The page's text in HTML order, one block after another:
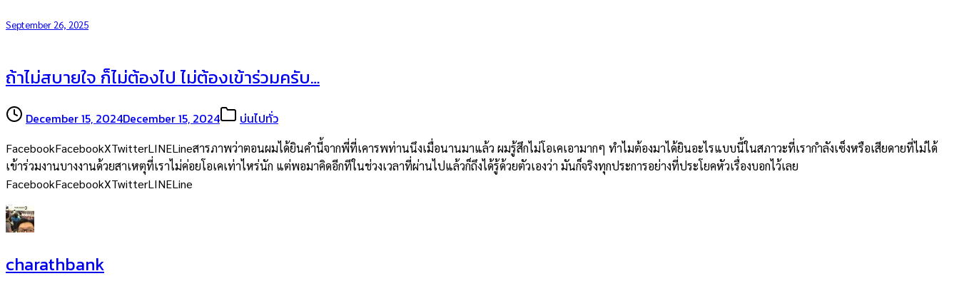
September 26, 2025
ถ้าไม่สบายใจ ก็ไม่ต้องไป ไม่ต้องเข้าร่วมครับ…
December 15, 2024December 15, 2024 บ่นไปทั่ว
FacebookFacebookXTwitterLINELineสารภาพว่าตอนผมได้ยินคำนี้จากพี่ที่เคารพท่านนึงเมื่อนานมาแล้ว ผมรู้สึกไม่โอเคเอามากๆ ทำไมต้องมาได้ยินอะไรแบบนี้ในสภาวะที่เรากำลังเซ็งหรือเสียดายที่ไม่ได้
เข้าร่วมงานบางงานด้วยสาเหตุที่เราไม่ค่อยโอเคเท่าไหร่นัก แต่พอมาคิดอีกทีในช่วงเวลาที่ผ่านไปแล้วก็ถึงได้รู้ด้วยตัวเองว่า มันก็จริงทุกประการอย่างที่ประโยคหัวเรื่องบอกไว้เลย
FacebookFacebookXTwitterLINELine
charathbank